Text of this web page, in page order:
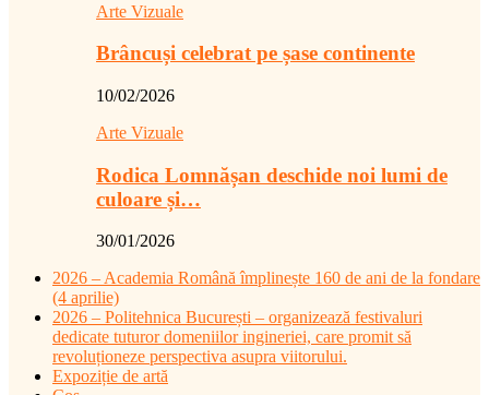
Arte Vizuale
Brâncuși celebrat pe șase continente
10/02/2026
Arte Vizuale
Rodica Lomnășan deschide noi lumi de
culoare și…
30/01/2026
2026 – Academia Română împlinește 160 de ani de la fondare
(4 aprilie)
2026 – Politehnica București – organizează festivaluri
dedicate tuturor domeniilor ingineriei, care promit să
revoluționeze perspectiva asupra viitorului.
Expoziție de artă